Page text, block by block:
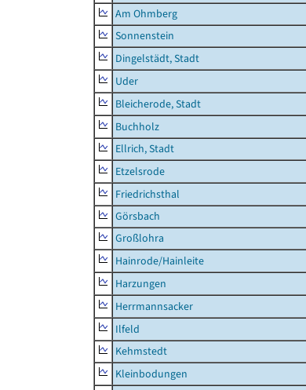
Am Ohmberg
Sonnenstein
Dingelstädt, Stadt
Uder
Bleicherode, Stadt
Buchholz
Ellrich, Stadt
Etzelsrode
Friedrichsthal
Görsbach
Großlohra
Hainrode/Hainleite
Harzungen
Herrmannsacker
Ilfeld
Kehmstedt
Kleinbodungen